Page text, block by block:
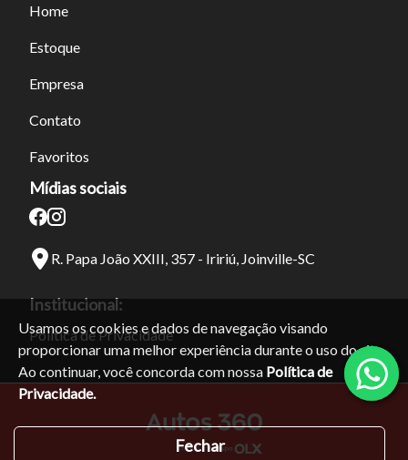
Usamos os cookies e dados de navegação visando
proporcionar uma melhor experiência durante o uso do site.
Ao continuar, você concorda com nossa Política de
Privacidade.
Fechar
Home
Estoque
Empresa
Contato
Favoritos
Mídias sociais
R. Papa João XXIII, 357 - Iririú, Joinville-SC
Institucional:
Política de Privacidade